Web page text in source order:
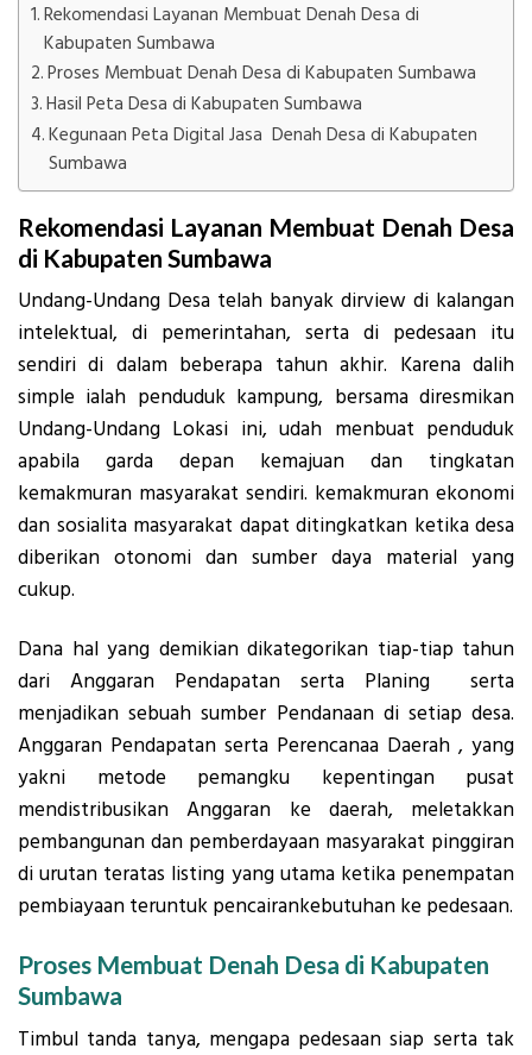
Rekomendasi Layanan Membuat Denah Desa di
Kabupaten Sumbawa
Proses Membuat Denah Desa di Kabupaten Sumbawa
Hasil Peta Desa di Kabupaten Sumbawa
Kegunaan Peta Digital Jasa Denah Desa di Kabupaten
Sumbawa
Rekomendasi Layanan Membuat Denah Desa
di Kabupaten Sumbawa
Undang-Undang Desa telah banyak dirview di kalangan
intelektual, di pemerintahan, serta di pedesaan itu
sendiri di dalam beberapa tahun akhir. Karena dalih
simple ialah penduduk kampung, bersama diresmikan
Undang-Undang Lokasi ini, udah menbuat penduduk
apabila garda depan kemajuan dan tingkatan
kemakmuran masyarakat sendiri. kemakmuran ekonomi
dan sosialita masyarakat dapat ditingkatkan ketika desa
diberikan otonomi dan sumber daya material yang
cukup.
Dana hal yang demikian dikategorikan tiap-tiap tahun
dari Anggaran Pendapatan serta Planing serta
menjadikan sebuah sumber Pendanaan di setiap desa.
Anggaran Pendapatan serta Perencanaa Daerah , yang
yakni metode pemangku kepentingan pusat
mendistribusikan Anggaran ke daerah, meletakkan
pembangunan dan pemberdayaan masyarakat pinggiran
di urutan teratas listing yang utama ketika penempatan
pembiayaan teruntuk pencairankebutuhan ke pedesaan.
Proses Membuat Denah Desa di Kabupaten
Sumbawa
Timbul tanda tanya, mengapa pedesaan siap serta tak